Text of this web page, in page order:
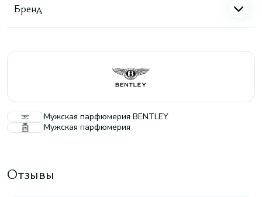
Бренд
Мужская парфюмерия BENTLEY
Мужская парфюмерия
Отзывы